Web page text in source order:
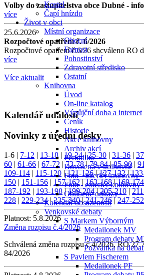
Kostel
Čapí hnízdo
Život v obci
Místní organizace
Obecní
Farnost
Pohostinství
Zdravotní středisko
Ostatní
Knihovna
Úvod
On-line katalog
Výpůjční doba a internet
Ceník
Historie
Akce knihovny
Archiv akcí
Periodika
Dovolená v knihovně
Foto - interiér knihovny
Foto - exteriér knihovny
Oblíbené odkazy
Kalendář obsazenosti
Venkovské debaty
S Markem Výborným
Medailonek MV
Program debaty
Pozvánka na
S Pavlem Fischerem
Medailonek PF
Volby do zastupitelstva obce Dubné -
více
25.6.2026
Rozpočtové opatření č. 6/2026
Rozpočtové opatření č.6/26 shcváleno RO
více
Více aktualit
Kalendář událostí
Novinky z úřední desky
1-6 | 7-12 | 13-18 | 19-24|25-30 | 31-36 |
60 | 61-66 | 67-72 |73-78|79-84|85-90|
109-114 | 115-120 |121-126|127-132|
150 | 151-156 | 157-162|163-168|169-174
187-192 | 193-198|199-204|205-210|
228 | 229-234|235-240|241-246|247-252
Platnost: 5.8.2026
Změna rozpisu č.4/2026
Schválená změna rozpisu č.4/2026, RO
84/2026